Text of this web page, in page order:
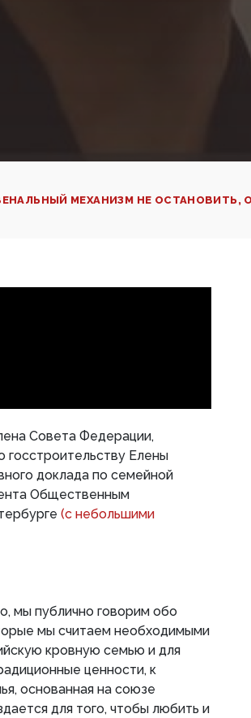
МЕХАНИЗМ НЕ ОСТАНОВИТЬ,
Совета Федерации,
госстроительству Елены
доклада по семейной
Общественным
(с небольшими
мы публично говорим обо
мы считаем необходимыми
кровную семью и для
ценности, к
основанная на союзе
для того, чтобы любить и